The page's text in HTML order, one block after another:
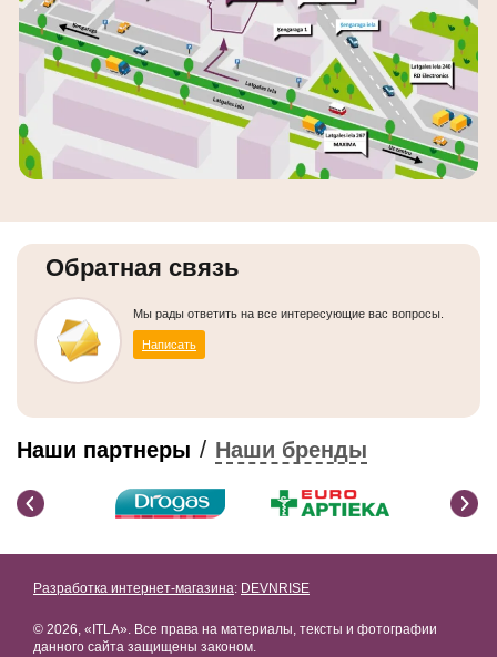
Наши партнеры / Наши бренды
Обратная связь
Мы рады ответить на все интересующие вас вопросы.
Написать
Разработка интернет-магазина: DEVNRISE
© 2026, «ITLA». Все права на материалы, тексты и фотографии
данного сайта защищены законом.